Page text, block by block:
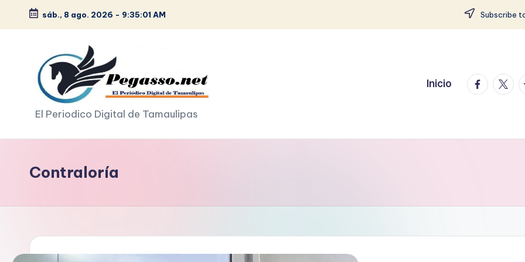
Saltar
contenido
sáb., 8 ago. 2026 - 9:35:03 AM Subscribe
p
e
g
s
o
El Periodico Digital de Tamaulipas
Inicio
Contraloría